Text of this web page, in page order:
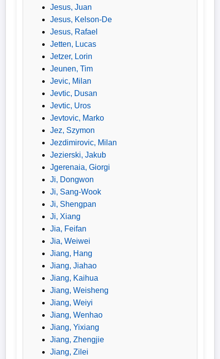
Jesus, Juan
Jesus, Kelson-De
Jesus, Rafael
Jetten, Lucas
Jetzer, Lorin
Jeunen, Tim
Jevic, Milan
Jevtic, Dusan
Jevtic, Uros
Jevtovic, Marko
Jez, Szymon
Jezdimirovic, Milan
Jezierski, Jakub
Jgerenaia, Giorgi
Ji, Dongwon
Ji, Sang-Wook
Ji, Shengpan
Ji, Xiang
Jia, Feifan
Jia, Weiwei
Jiang, Hang
Jiang, Jiahao
Jiang, Kaihua
Jiang, Weisheng
Jiang, Weiyi
Jiang, Wenhao
Jiang, Yixiang
Jiang, Zhengjie
Jiang, Zilei